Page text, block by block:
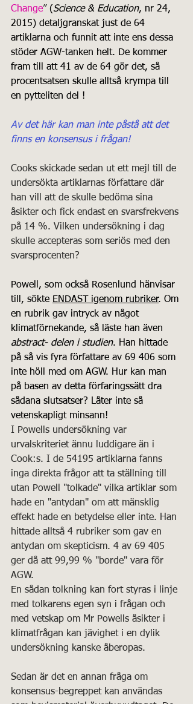
Change” (Science & Education, nr 24,
2015) detaljgranskat just de 64
artiklarna och funnit att inte ens dessa
stöder AGW-tanken helt. De kommer
fram till att 41 av de 64 gör det, så
procentsatsen skulle alltså krympa till
en pytteliten del !
Av det här kan man inte påstå att det
finns en konsensus i frågan!
Cooks skickade sedan ut ett mejl till de
undersökta artiklarnas författare där
han vill att de skulle bedöma sina
åsikter och fick endast en svarsfrekvens
på 14 %. Vilken undersökning i dag
skulle accepteras som seriös med den
svarsprocenten?
Powell, som också Rosenlund hänvisar
till, sökte ENDAST igenom rubriker. Om
en rubrik gav intryck av något
klimatförnekande, så läste han även
abstract- delen i studien. Han hittade
på så vis fyra författare av 69 406 som
inte höll med om AGW. Hur kan man
på basen av detta förfaringssätt dra
sådana slutsatser? Låter inte så
vetenskapligt minsann!
I Powells undersökning var
urvalskriteriet ännu luddigare än i
Cook:s. I de 54195 artiklarna fanns
inga direkta frågor att ta ställning till
utan Powell "tolkade" vilka artiklar som
hade en "antydan" om att mänsklig
effekt hade en betydelse eller inte. Han
hittade alltså 4 rubriker som gav en
antydan om skepticism. 4 av 69 405
ger då att 99,99 % "borde" vara för
AGW.
En sådan tolkning kan fort styras i linje
med tolkarens egen syn i frågan och
med vetskap om Mr Powells åsikter i
klimatfrågan kan jävighet i en dylik
undersökning kanske åberopas.
Sedan är det en annan fråga om
konsensus-begreppet kan användas